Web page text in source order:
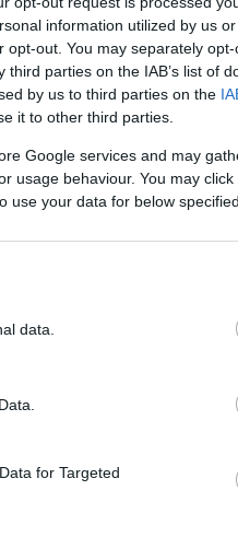
information utilized by us
out. You may separately
parties on the IAB’s list of
by us to third parties on the
it to other third parties.
Google services and may
usage behaviour. You may
use your data for below
data.
for Targeted
και έμεινε
στο Άμπου
της ομάδας
στην κατάκτηση
με την
η ορμή και η
πριν τον